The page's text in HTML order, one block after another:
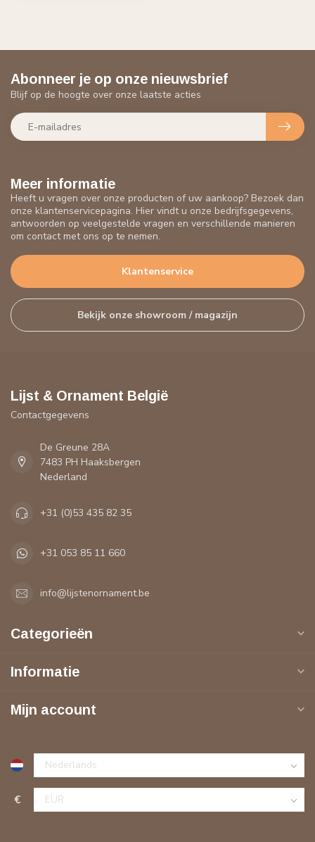
Meer informatie
Heeft u vragen over onze producten of uw aankoop? Bezoek dan
onze klantenservicepagina. Hier vindt u onze bedrijfsgegevens,
antwoorden op veelgestelde vragen en verschillende manieren
om contact met ons op te nemen.
Klantenservice
Bekijk onze showroom / magazijn
Abonneer je op onze nieuwsbrief
Blijf op de hoogte over onze laatste acties
Lijst & Ornament België
Contactgegevens
De Greune 28A
7483 PH Haaksbergen
Nederland
+31 (0)53 435 82 35
+31 053 85 11 660
info@lijstenornament.be
Categorieën
Informatie
Mijn account
€